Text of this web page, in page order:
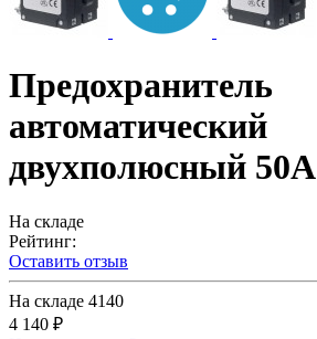
Предохранитель
автоматический
двухполюсный 50А
На складе
Рейтинг:
Оставить отзыв
На складе 4140
4 140 ₽